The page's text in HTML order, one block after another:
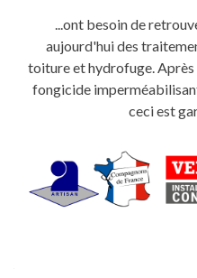
...ont besoin de
aujourd'hui des
toiture et hydrofuge. Après
fongicide
ceci est